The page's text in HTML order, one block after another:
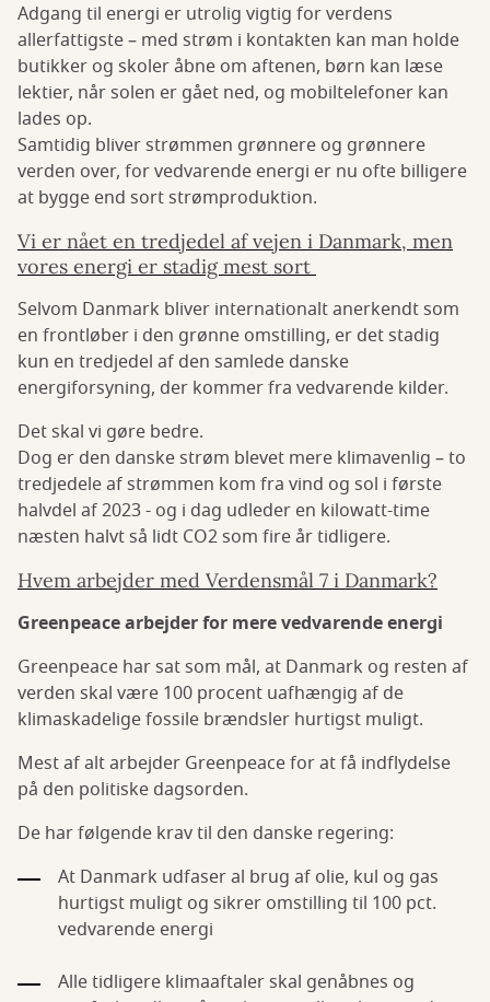
Adgang til energi er utrolig vigtig for verdens
allerfattigste – med strøm i kontakten kan man holde
butikker og skoler åbne om aftenen, børn kan læse
lektier, når solen er gået ned, og mobiltelefoner kan
lades op.
Samtidig bliver strømmen grønnere og grønnere
verden over, for vedvarende energi er nu ofte billigere
at bygge end sort strømproduktion.
Vi er nået en tredjedel af vejen i Danmark, men
vores energi er stadig mest sort
Selvom Danmark bliver internationalt anerkendt som
en frontløber i den grønne omstilling, er det stadig
kun en tredjedel af den samlede danske
energiforsyning, der kommer fra vedvarende kilder.
Det skal vi gøre bedre.
Dog er den danske strøm blevet mere klimavenlig – to
tredjedele af strømmen kom fra vind og sol i første
halvdel af 2023 - og i dag udleder en kilowatt-time
næsten halvt så lidt CO2 som fire år tidligere.
Hvem arbejder med Verdensmål 7 i Danmark?
Greenpeace arbejder for mere vedvarende energi
Greenpeace har sat som mål, at Danmark og resten af
verden skal være 100 procent uafhængig af de
klimaskadelige fossile brændsler hurtigst muligt.
Mest af alt arbejder Greenpeace for at få indflydelse
på den politiske dagsorden.
De har følgende krav til den danske regering:
At Danmark udfaser al brug af olie, kul og gas
hurtigst muligt og sikrer omstilling til 100 pct.
vedvarende energi
Alle tidligere klimaaftaler skal genåbnes og